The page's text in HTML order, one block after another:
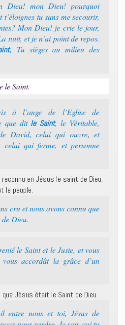
Dieu! mon Dieu! pourquoi
tu sans me secourir,
Mon Dieu! je crie le jour,
nuit, et je n’ai point de repos.
, Tu sièges au milieu des
le Saint.
à l’ange de l’Eglise de
que ditle Saint, le Véritable,
David, celui qui ouvre, et
celui qui ferme, et personne
en Jésus le saint de Dieu.
le peuple.
cru et nous avons connu que
Dieu.
le Saint et le Juste, et vous
vous accordât la grâce d’un
Jésus était le Saint de Dieu.
entre nous et toi, Jésus de